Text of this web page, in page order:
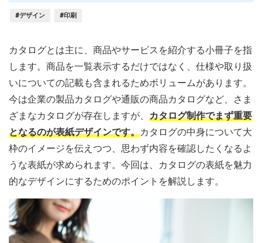
#デザイン #印刷
カタログとは主に、商品やサービスを紹介する小冊子を指
します。商品を一覧表示するだけではなく、仕様や取り扱
いについての記載も含まれるためボリュームがあります。
今は企業の製品カタログや通販の商品カタログなど、さま
ざまなカタログが存在しますが、 カタログ制作でまず重要
となるのが表紙デザインです。カタログの中身について大
枠のイメージを伝えつつ、思わず内容を確認したくなるよ
うな表紙が求められます。今回は、カタログの表紙を魅力
的なデザインにするためのポイントを解説します。